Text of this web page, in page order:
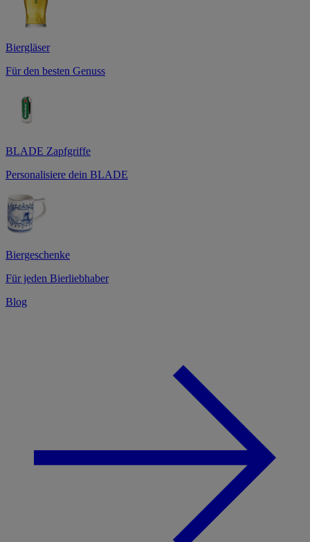
Biergläser
Für den besten Genuss
BLADE Zapfgriffe
Personalisiere dein BLADE
Biergeschenke
Für jeden Bierliebhaber
Blog